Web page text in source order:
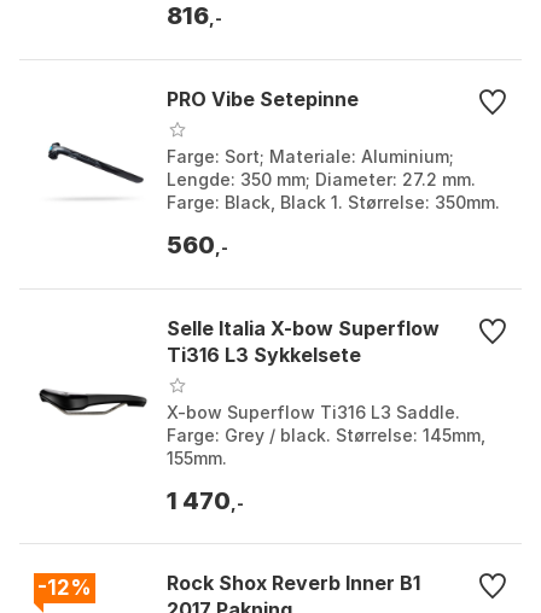
816 ,-
PRO Vibe Setepinne
Farge: Sort; Materiale: Aluminium;
Lengde: 350 mm; Diameter: 27.2 mm.
Farge: Black, Black 1. Størrelse: 350mm.
560 ,-
Selle Italia X-bow Superflow
Ti316 L3 Sykkelsete
X-bow Superflow Ti316 L3 Saddle.
Farge: Grey / black. Størrelse: 145mm,
155mm.
1 470 ,-
-12%
Rock Shox Reverb Inner B1